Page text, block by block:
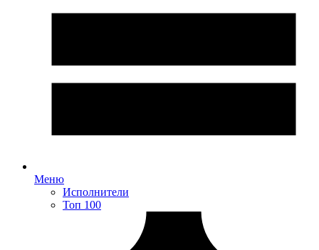
Меню
Исполнители
Топ 100